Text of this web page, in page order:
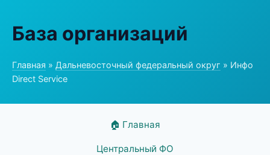
База организаций
Главная » Дальневосточный федеральный округ » Инфо
Direct Service
🏠 Главная
Центральный ФО